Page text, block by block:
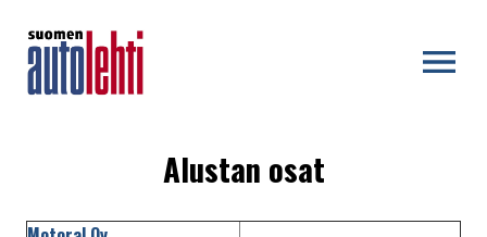
Alustan osat